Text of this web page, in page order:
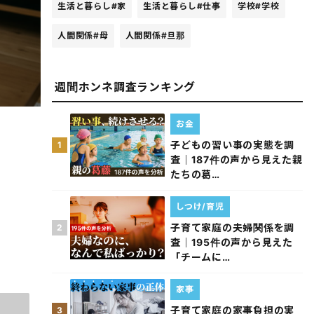
生活と暮らし#家 生活と暮らし#仕事 学校#学校
人間関係#母 人間関係#旦那
週間ホンネ調査ランキング
1
子どもの習い事の実態を調
査｜187件の声から見えた親
たちの葛…
お金
2
子育て家庭の夫婦関係を調
査｜195件の声から見えた
「チームに…
しつけ/育児
3 子育て家庭の家事負担の実
家事